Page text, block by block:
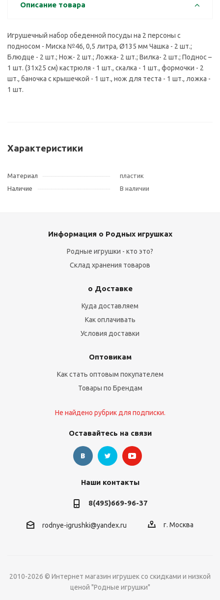
Описание товара
Игрушечный набор обеденной посуды на 2 персоны с
подносом - Миска №46, 0,5 литра, Ø135 мм Чашка - 2 шт.;
Блюдце - 2 шт.; Нож- 2 шт.; Ложка- 2 шт.; Вилка- 2 шт.; Поднос –
1 шт. (31х25 см) кастрюля - 1 шт., скалка - 1 шт., формочки - 2
шт., баночка с крышечкой - 1 шт., нож для теста - 1 шт., ложка -
1 шт.
Характеристики
Материал
пластик
Наличие
В наличии
Информация о Родных игрушках
Родные игрушки - кто это?
Склад хранения товаров
о Доставке
Куда доставляем
Как оплачивать
Условия доставки
Оптовикам
Как стать оптовым покупателем
Товары по Брендам
Не найдено рубрик для подписки.
Оставайтесь на связи
Наши контакты
8(495)669-96-37
rodnye-igrushki@yandex.ru г. Москва
2010-2026 © Интернет магазин игрушек со скидками и низкой
ценой "Родные игрушки"